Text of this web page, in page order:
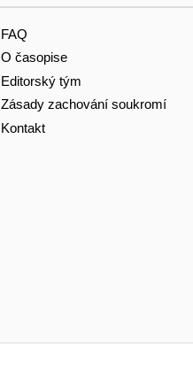
FAQ
O časopise
Editorský tým
Zásady zachování soukromí
Kontakt